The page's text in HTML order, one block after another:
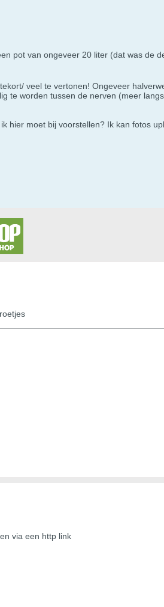
pot van ongeveer 20 liter (dat was de
veel te vertonen! Ongeveer
te worden tussen de nerven (meer
hier moet bij voorstellen? Ik kan fotos
via een http link